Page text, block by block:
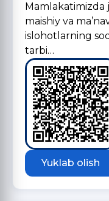
Mamlakatimizda
maishiy va
islohotlarning
tarbi…
Yuklab olish